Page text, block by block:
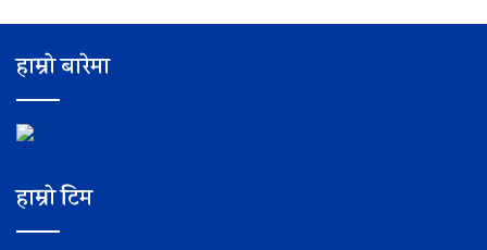
हाम्रो बारेमा
हाम्रो टिम